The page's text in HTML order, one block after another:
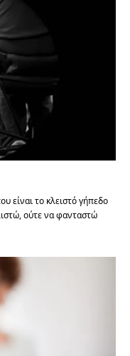
είναι το κλειστό γήπεδο
ούτε να φανταστώ